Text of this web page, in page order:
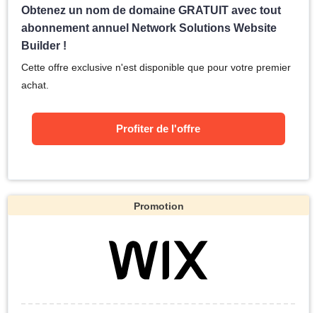
Obtenez un nom de domaine GRATUIT avec tout
abonnement annuel Network Solutions Website
Builder !
Cette offre exclusive n'est disponible que pour votre premier
achat.
Profiter de l'offre
Promotion